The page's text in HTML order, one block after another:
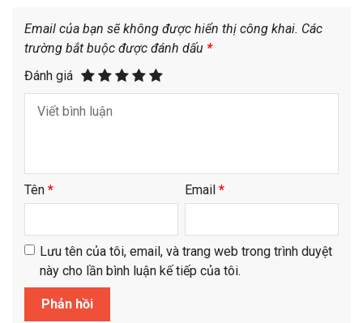
Email của bạn sẽ không được hiển thị công khai. Các
trường bắt buộc được đánh dấu *
Đánh giá
Tên * Email *
Lưu tên của tôi, email, và trang web trong trình duyệt
này cho lần bình luận kế tiếp của tôi.